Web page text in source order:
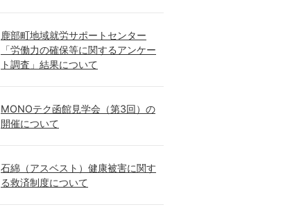
鹿部町地域就労サポートセンター
「労働力の確保等に関するアンケー
ト調査」結果について
MONOテク函館見学会（第3回）の
開催について
石綿（アスベスト）健康被害に関す
る救済制度について